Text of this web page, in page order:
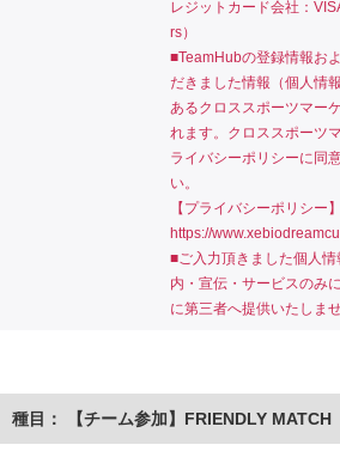
レジットカード会社：
rs）
■TeamHubの登録情報お
だきました情報（個人情
あるクロススポーツマー
れます。クロススポーツ
ライバシーポリシーに同
い。
【プライバシーポリシー】
https://
■ご入力頂きました個人
内・宣伝・サービスのみ
に第三者へ提供いたしませ
【チーム参加】FRIENDLY MATCH